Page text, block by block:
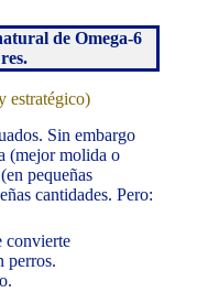
de Omega-6
estratégico)
Sin embargo
(mejor molida o
pequeñas
cantidades. Pero:
convierte
perros.